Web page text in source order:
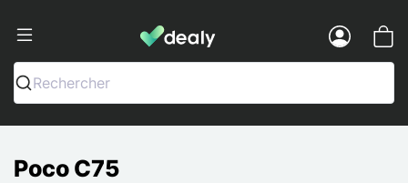
Dealy - Fundas y accesorios para
Rechercher
Poco C75